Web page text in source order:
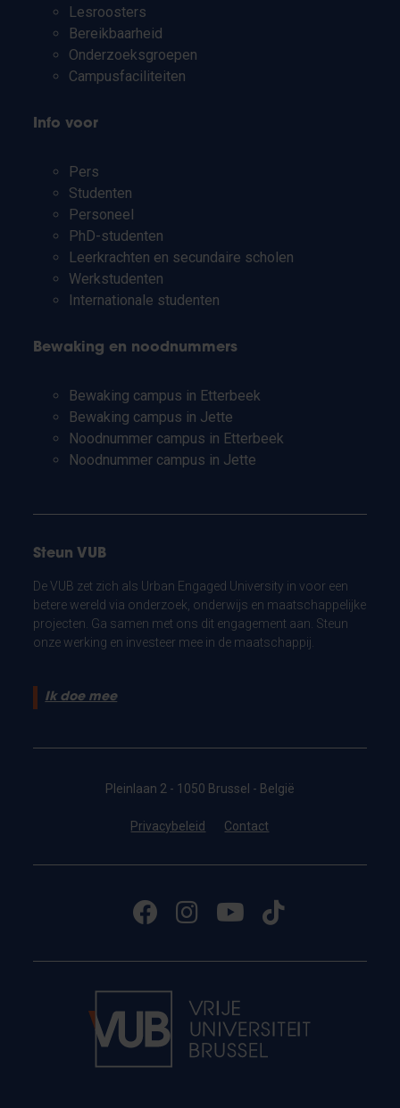
Lesroosters
Bereikbaarheid
Onderzoeksgroepen
Campusfaciliteiten
Info voor
Pers
Studenten
Personeel
PhD-studenten
Leerkrachten en secundaire scholen
Werkstudenten
Internationale studenten
Bewaking en noodnummers
Bewaking campus in Etterbeek
Bewaking campus in Jette
Noodnummer campus in Etterbeek
Noodnummer campus in Jette
Steun VUB
De VUB zet zich als Urban Engaged University in voor een
betere wereld via onderzoek, onderwijs en maatschappelijke
projecten. Ga samen met ons dit engagement aan. Steun
onze werking en investeer mee in de maatschappij.
Ik doe mee
Pleinlaan 2 - 1050 Brussel - België
Privacybeleid Contact